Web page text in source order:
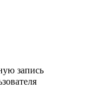
запись